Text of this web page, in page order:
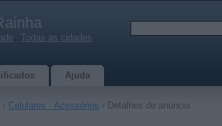
Todas as cidades
Ajuda
› Celulares - Acessórios › Detalhes do anúncio